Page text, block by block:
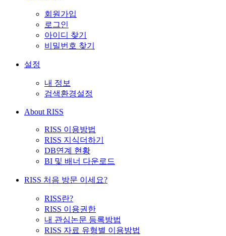
회원가입
로그인
아이디 찾기
비밀번호 찾기
설정
내 정보
검색환경설정
About RISS
RISS 이용방법
RISS 지식더하기
DB연계 현황
BI 및 배너 다운로드
RISS 처음 방문 이세요?
RISS란?
RISS 이용권한
내 관심논문 등록방법
RISS 자료 유형별 이용방법